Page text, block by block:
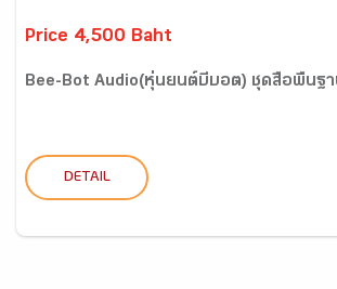
Price 4,500 Baht
Bee-Bot Audio(หุ่นยนต์บีบอต) ชุดสื่อพื้นฐา
DETAIL